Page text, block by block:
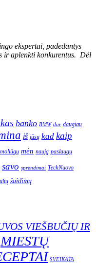
ekspertai, padedantys
ir aplenkti konkurentus. Dėl
banko BMW dar daugiau
iš jūsų kad kaip
moliūgų mėn naują paslaugų
savo sprendimai TechNuovo
žaidimų
VIEŠBUČIŲ IR
MIESTŲ
SVEIKATA